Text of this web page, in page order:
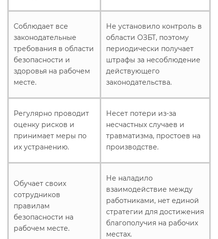
Соблюдает все
законодательные
требования в области
безопасности и
здоровья на рабочем
месте.
Не установило контроль в
области ОЗБТ, поэтому
периодически получает
штрафы за несоблюдение
действующего
законодательства.
Регулярно проводит
оценку рисков и
принимает меры по
их устранению.
Несет потери из-за
несчастных случаев и
травматизма, простоев на
производстве.
Обучает своих
сотрудников
правилам
безопасности на
рабочем месте.
Не наладило
взаимодействие между
работниками, нет единой
стратегии для достижения
благополучия на рабочих
местах.